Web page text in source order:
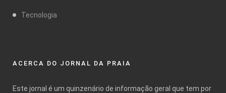
Tecnologia
ACERCA DO JORNAL DA PRAIA
Este jornal é um quinzenário de informação geral que tem por